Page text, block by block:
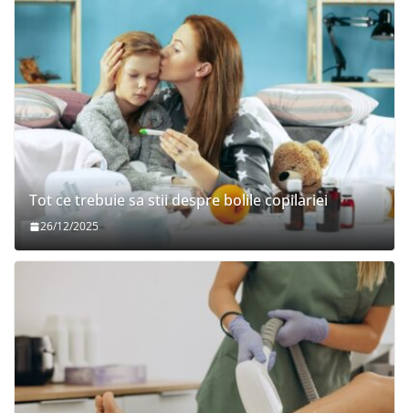
Tot ce trebuie sa stii despre bolile copilariei
26/12/2025